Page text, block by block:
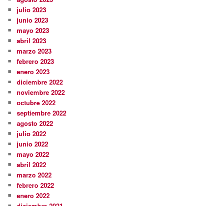
julio 2023
junio 2023
mayo 2023
abril 2023
marzo 2023
febrero 2023
enero 2023
diciembre 2022
noviembre 2022
octubre 2022
septiembre 2022
agosto 2022
julio 2022
junio 2022
mayo 2022
abril 2022
marzo 2022
febrero 2022
enero 2022